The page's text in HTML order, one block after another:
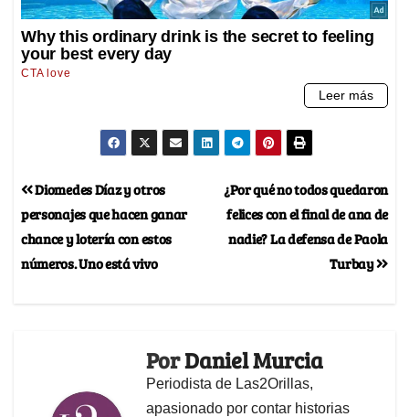
¿Por qué no todos quedaron
felices con el final de ana de
nadie? La defensa de Paola
Turbay
Diomedes Díaz y otros
personajes que hacen ganar
chance y lotería con estos
números. Uno está vivo
PorDaniel Murcia
Periodista de Las2Orillas,
apasionado por contar historias